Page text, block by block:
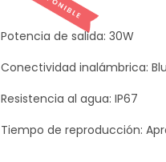
Potencia de salida: 30W
Conectividad inalámbrica:
Resistencia al agua: IP67
Tiempo de reproducción: